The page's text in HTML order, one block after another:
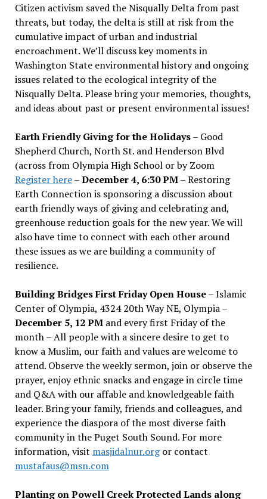
Citizen activism saved the Nisqually Delta from past
threats, but today, the delta is still at risk from the
cumulative impact of urban and industrial
encroachment. We’ll discuss key moments in
Washington State environmental history and ongoing
issues related to the ecological integrity of the
Nisqually Delta. Please bring your memories, thoughts,
and ideas about past or present environmental issues!
Earth Friendly Giving for the Holidays– Good
Shepherd Church, North St. and Henderson Blvd
(across from Olympia High School or by Zoom
Register here–December 4, 6:30 PM– Restoring
Earth Connection is sponsoring a discussion about
earth friendly ways of giving and celebrating and,
greenhouse reduction goals for the new year. We will
also have time to connect with each other around
these issues as we are building a community of
resilience.
Building Bridges First Friday Open House– Islamic
Center of Olympia, 4324 20th Way NE, Olympia –
December 5, 12 PMand every first Friday of the
month – All people with a sincere desire to get to
know a Muslim, our faith and values are welcome to
attend. Observe the weekly sermon, join or observe the
prayer, enjoy ethnic snacks and engage in circle time
and Q&A with our affable and knowledgeable faith
leader. Bring your family, friends and colleagues, and
experience the diaspora of the most diverse faith
community in the Puget South Sound. For more
information, visit masjidalnur.orgor contact
mustafaus@msn.com
Planting on Powell Creek Protected Lands along